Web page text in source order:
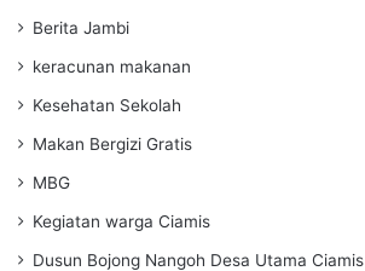
Berita Jambi
keracunan makanan
Kesehatan Sekolah
Makan Bergizi Gratis
MBG
Kegiatan warga Ciamis
Dusun Bojong Nangoh Desa Utama Ciamis